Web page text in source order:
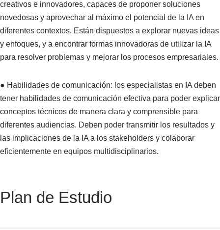
creativos e innovadores, capaces de proponer soluciones
novedosas y aprovechar al máximo el potencial de la IA en
diferentes contextos. Están dispuestos a explorar nuevas ideas
y enfoques, y a encontrar formas innovadoras de utilizar la IA
para resolver problemas y mejorar los procesos empresariales.
● Habilidades de comunicación: los especialistas en IA deben
tener habilidades de comunicación efectiva para poder explicar
conceptos técnicos de manera clara y comprensible para
diferentes audiencias. Deben poder transmitir los resultados y
las implicaciones de la IA a los stakeholders y colaborar
eficientemente en equipos multidisciplinarios.
Plan de Estudio